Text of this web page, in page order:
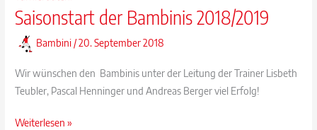
Saisonstart der Bambinis 2018/2019
Bambini /20. September 2018
Wir wünschen den Bambinis unter der Leitung der Trainer Lisbeth
Teubler, Pascal Henninger und Andreas Berger viel Erfolg!
Saisonstart
Weiterlesen »